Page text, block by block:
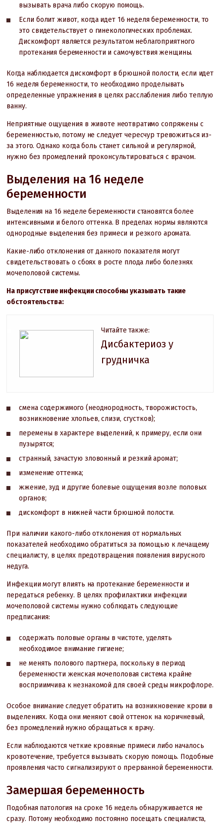
вызывать врача либо скорую помощь.
Если болит живот, когда идет 16 неделя беременности, то
это свидетельствует о гинекологических проблемах.
Дискомфорт является результатом неблагоприятного
протекания беременности и самочувствия женщины.
Когда наблюдается дискомфорт в брюшной полости, если идет
16 неделя беременности, то необходимо проделывать
определенные упражнения в целях расслабления либо теплую
ванну.
Неприятные ощущения в животе неотвратимо сопряжены с
беременностью, потому не следует чересчур тревожиться из-
за этого. Однако когда боль станет сильной и регулярной,
нужно без промедлений проконсультироваться с врачом.
Выделения на 16 неделе
беременности
Выделения на 16 неделе беременности становятся более
интенсивными и белого оттенка. В пределах нормы являются
однородные выделения без примеси и резкого аромата.
Какие-либо отклонения от данного показателя могут
свидетельствовать о сбоях в росте плода либо болезнях
мочеполовой системы.
На присутствие инфекции способны указывать такие
обстоятельства:
Читайте также:
Дисбактериоз у
грудничка
смена содержимого (неоднородность, творожистость,
возникновение хлопьев, слизи, сгустков);
перемены в характере выделений, к примеру, если они
пузырятся;
странный, зачастую зловонный и резкий аромат;
изменение оттенка;
жжение, зуд и другие болевые ощущения возле половых
органов;
дискомфорт в нижней части брюшной полости.
При наличии какого-либо отклонения от нормальных
показателей необходимо обратиться за помощью к лечащему
специалисту, в целях предотвращения появления вирусного
недуга.
Инфекции могут влиять на протекание беременности и
передаться ребенку. В целях профилактики инфекции
мочеполовой системы нужно соблюдать следующие
предписания:
содержать половые органы в чистоте, уделять
необходимое внимание гигиене;
не менять полового партнера, поскольку в период
беременности женская мочеполовая система крайне
восприимчива к незнакомой для своей среды микрофлоре.
Особое внимание следует обратить на возникновение крови в
выделениях. Когда они меняют свой оттенок на коричневый,
без промедлений нужно обращаться к врачу.
Если наблюдаются четкие кровяные примеси либо началось
кровотечение, требуется вызывать скорую помощь. Подобные
проявления часто сигнализируют о прерванной беременности.
Замершая беременность
Подобная патология на сроке 16 недель обнаруживается не
сразу. Потому необходимо постоянно посещать специалиста,